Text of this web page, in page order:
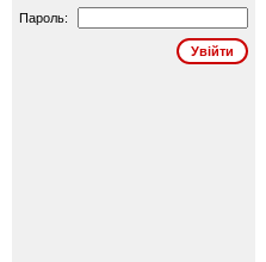
Пароль: